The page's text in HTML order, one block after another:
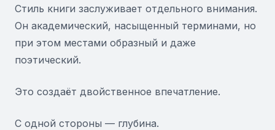
Стиль книги заслуживает отдельного внимания.
Он академический, насыщенный терминами, но
при этом местами образный и даже
поэтический.
Это создаёт двойственное впечатление.
С одной стороны — глубина.